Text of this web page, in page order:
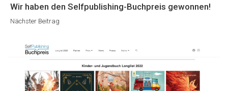
Nächster
Beitrag
Wir haben den Selfpublishing-Buchpreis gewonnen!
Nächster Beitrag